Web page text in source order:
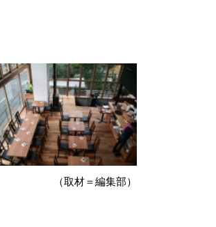
（取材＝編集部）